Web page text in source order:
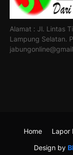
Alamat : Jl. Lintas
Lampung Selatan.
Design by
Home Lapor